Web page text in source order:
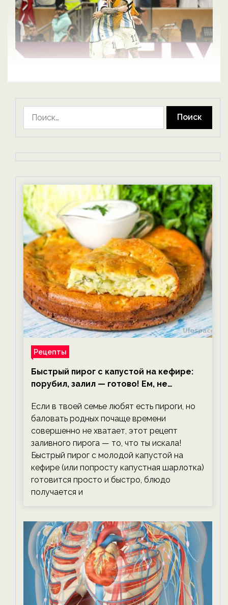
Рецепты
Быстрый пирог с капустой на кефире:
порубил, залил — готово! Ем, не
Если в твоей семье любят есть пироги, но
баловать родных почаще времени
совершенно не хватает, этот рецепт
заливного пирога — то, что ты искала!
Быстрый пирог с молодой капустой на
кефире (или попросту капустная шарлотка)
готовится просто и быстро, блюдо
получается и